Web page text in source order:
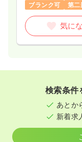
ブランク可
第二
気に
検索条件
あとか
新着求